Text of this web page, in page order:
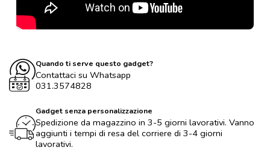
Quando ti serve questo gadget?
Contattaci su Whatsapp
031.3574828
Gadget senza personalizzazione
Spedizione da magazzino in 3-5 giorni lavorativi. Vanno
aggiunti i tempi di resa del corriere di 3-4 giorni
lavorativi.